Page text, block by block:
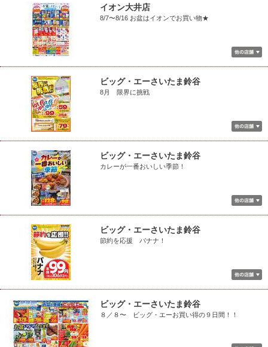
イオン大井店
8/7〜8/16 お盆はイオンでお買い物★
ビッグ・エーさいたま鈴谷
8月 限界に挑戦
ビッグ・エーさいたま鈴谷
カレーが一番おいしい季節！
ビッグ・エーさいたま鈴谷
節約を応援 バナナ！
ビッグ・エーさいたま鈴谷
８／８〜 ビッグ・エーお買い得の９日間！！